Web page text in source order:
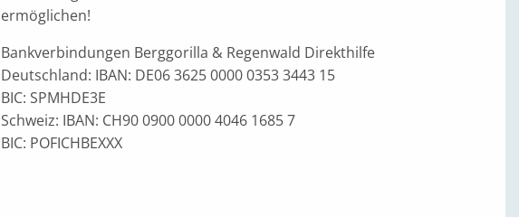
ermöglichen!
Bankverbindungen Berggorilla & Regenwald ­Direkthilfe
Deutschland: IBAN: DE06 3625 0000 0353 3443 15
BIC: SPMHDE3E
Schweiz: IBAN: CH90 0900 0000 4046 1685 7
BIC: POFICHBEXXX